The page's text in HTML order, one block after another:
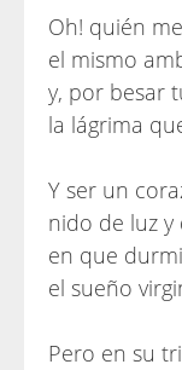
Oh! quién
el mismo
y, por besar
la lágrima
Y ser un
nido de luz y
en que
el sueño
Pero en su